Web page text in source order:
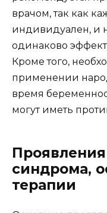
врачом, так как
индивидуален, и
одинаково
Кроме того,
применении
время
могут иметь
синдрома,
терапии